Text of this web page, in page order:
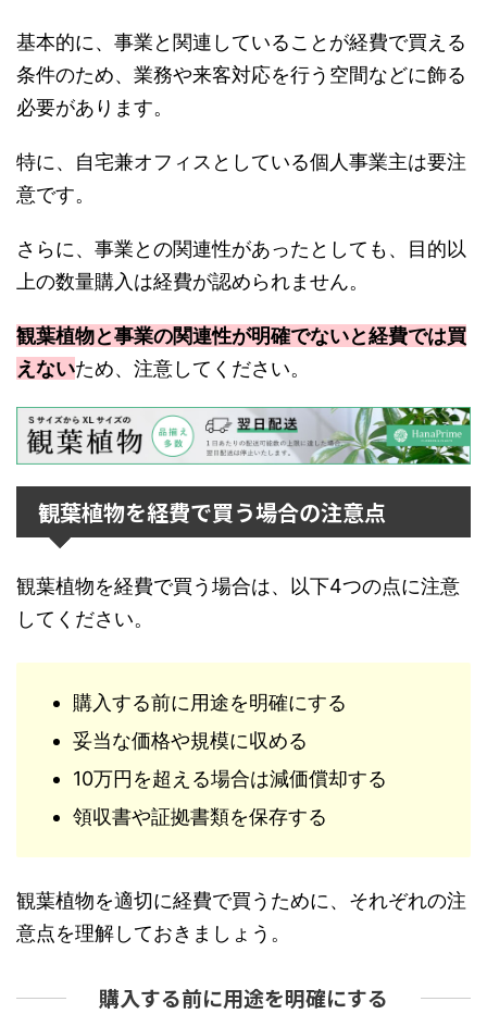
基本的に、事業と関連していることが経費で買える
条件のため、業務や来客対応を行う空間などに飾る
必要があります。
特に、自宅兼オフィスとしている個人事業主は要注
意です。
さらに、事業との関連性があったとしても、目的以
上の数量購入は経費が認められません。
観葉植物と事業の関連性が明確でないと経費では買
えないため、注意してください。
観葉植物を経費で買う場合の注意点
観葉植物を経費で買う場合は、以下4つの点に注意
してください。
購入する前に用途を明確にする
妥当な価格や規模に収める
10万円を超える場合は減価償却する
領収書や証拠書類を保存する
観葉植物を適切に経費で買うために、それぞれの注
意点を理解しておきましょう。
購入する前に用途を明確にする